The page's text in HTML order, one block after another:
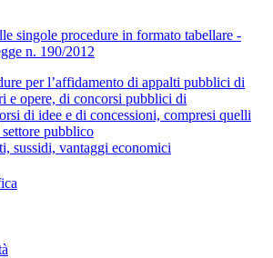
singole procedure in formato tabellare -
n. 190/2012
per l’affidamento di appalti pubblici di
e opere, di concorsi pubblici di
di idee e di concessioni, compresi quelli
pubblico
sussidi, vantaggi economici